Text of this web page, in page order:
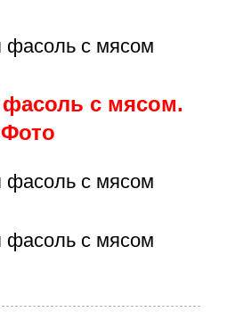
фасоль с мясом.
Фото